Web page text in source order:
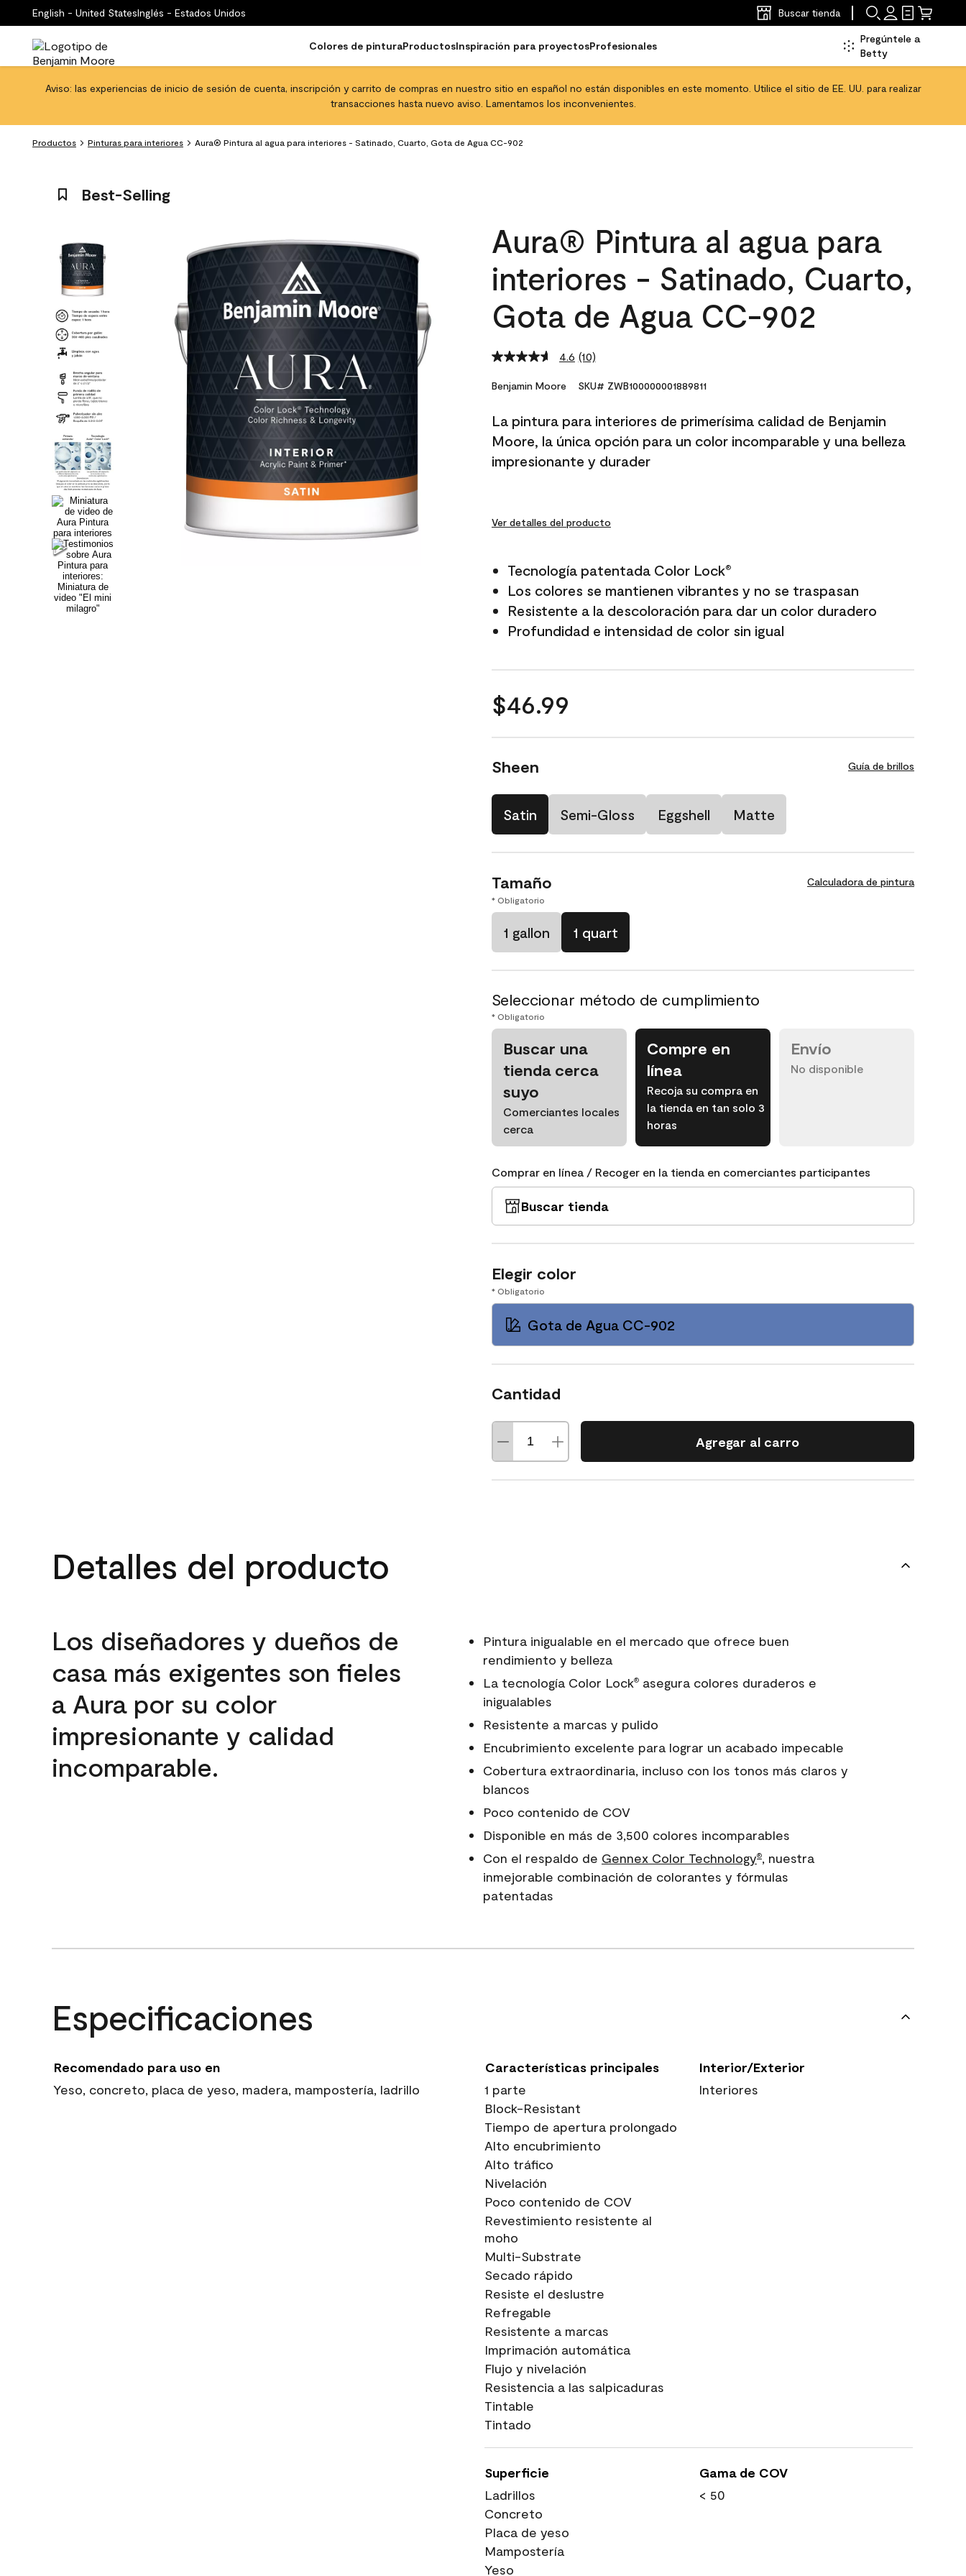
English - United StatesInglés - Estados Unidos Buscar tienda
Colores de pinturaProductosInspiración para proyectosProfesionales
Pregúntele a
Betty
Aviso: las experiencias de inicio de sesión de cuenta, inscripción y carrito de compras en nuestro sitio en español no están disponibles en este momento. Utilice el sitio de EE. UU. para realizar
transacciones hasta nuevo aviso. Lamentamos los inconvenientes.
Productos Pinturas para interiores Aura® Pintura al agua para interiores - Satinado, Cuarto, Gota de Agua CC-902
Best-Selling
Aura® Pintura al agua para
interiores - Satinado, Cuarto,
Gota de Agua CC-902
4.6 Read
Reviews.
link.
(10)
Benjamin Moore SKU# ZWB100000001889811
La pintura para interiores de primerísima calidad de Benjamin
Moore, la única opción para un color incomparable y una belleza
impresionante y durader
Ver detalles del producto
Tecnología patentada Color Lock®
Los colores se mantienen vibrantes y no se traspasan
Resistente a la descoloración para dar un color duradero
Profundidad e intensidad de color sin igual
$46.99
Sheen Guía de brillos
Satin Semi-Gloss Eggshell Matte
Tamaño Calculadora de pintura
* Obligatorio
1 gallon 1 quart
Seleccionar método de cumplimiento
* Obligatorio
Buscar una
tienda cerca
suyo
Comerciantes locales
cerca
Compre en
línea
Recoja su compra en
la tienda en tan solo 3
horas
Envío
No disponible
Comprar en línea / Recoger en la tienda en comerciantes participantes
Buscar tienda
Elegir color
* Obligatorio
Gota de Agua CC-902
Cantidad
Agregar al carro
Detalles del producto
Los diseñadores y dueños de
casa más exigentes son fieles
a Aura por su color
impresionante y calidad
incomparable.
Pintura inigualable en el mercado que ofrece buen
rendimiento y belleza
La tecnología Color Lock®asegura colores duraderos e
inigualables
Resistente a marcas y pulido
Encubrimiento excelente para lograr un acabado impecable
Cobertura extraordinaria, incluso con los tonos más claros y
blancos
Poco contenido de COV
Disponible en más de 3,500 colores incomparables
Con el respaldo de Gennex Color Technology®, nuestra
inmejorable combinación de colorantes y fórmulas
patentadas
Especificaciones
Recomendado para uso en
Yeso, concreto, placa de yeso, madera, mampostería, ladrillo
Características principales
1 parte
Block-Resistant
Tiempo de apertura prolongado
Alto encubrimiento
Alto tráfico
Nivelación
Poco contenido de COV
Revestimiento resistente al
moho
Multi-Substrate
Secado rápido
Resiste el deslustre
Refregable
Resistente a marcas
Imprimación automática
Flujo y nivelación
Resistencia a las salpicaduras
Tintable
Tintado
Interior/Exterior
Interiores
Superficie
Ladrillos
Concreto
Placa de yeso
Mampostería
Yeso
Gama de COV
< 50